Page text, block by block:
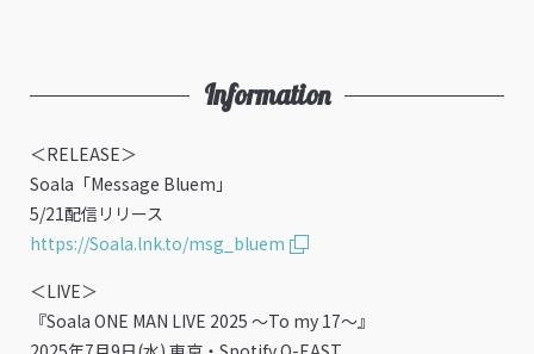
Information
＜RELEASE＞
Soala「Message Bluem」
5/21配信リリース
https://Soala.lnk.to/msg_bluem
＜LIVE＞
『Soala ONE MAN LIVE 2025 〜To my 17〜』